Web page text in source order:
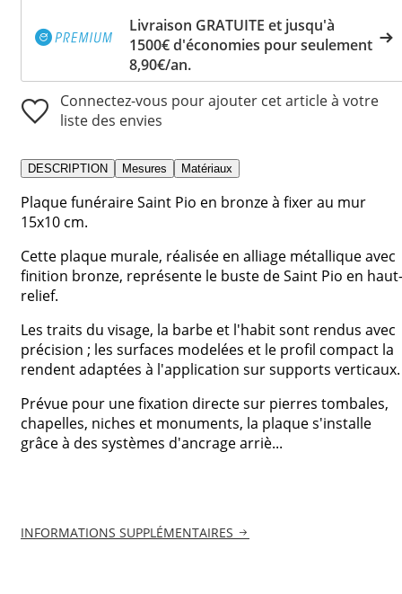
Livraison GRATUITE et jusqu'à
1500€ d'économies pour seulement
8,90€/an.
Connectez-vous pour ajouter cet article à votre
liste des envies
DESCRIPTION Mesures Matériaux
Plaque funéraire Saint Pio en bronze à fixer au mur
15x10 cm.
Cette plaque murale, réalisée en alliage métallique avec
finition bronze, représente le buste de Saint Pio en haut-
relief.
Les traits du visage, la barbe et l'habit sont rendus avec
précision ; les surfaces modelées et le profil compact la
rendent adaptées à l'application sur supports verticaux.
Prévue pour une fixation directe sur pierres tombales,
chapelles, niches et monuments, la plaque s'installe
grâce à des systèmes d'ancrage arriè...
INFORMATIONS SUPPLÉMENTAIRES